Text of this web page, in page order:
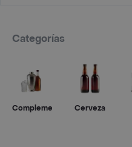
Categorías
Complementos Cerveza